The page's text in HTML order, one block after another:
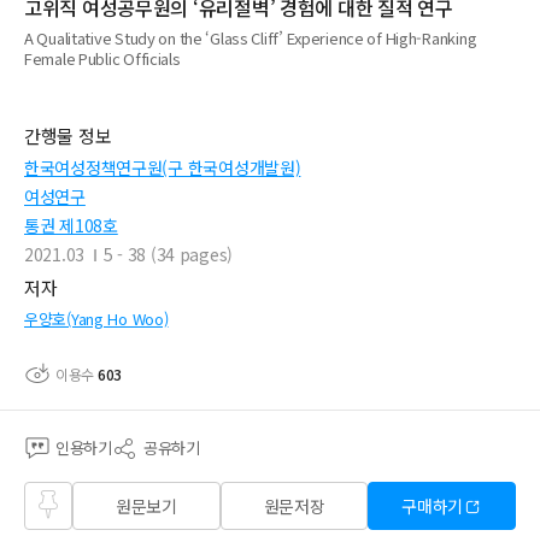
고위직 여성공무원의 ‘유리절벽’ 경험에 대한 질적 연구
A Qualitative Study on the ‘Glass Cliff’ Experience of High-Ranking
Female Public Officials
간행물 정보
한국여성정책연구원(구 한국여성개발원)
여성연구
통권 제108호
2021.03
5 - 38 (34 pages)
저자
우양호(Yang Ho Woo)
이용수603
인용하기 공유하기
즐겨
원문보기 원문저장 구매하기